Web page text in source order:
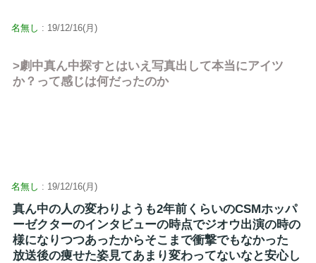
名無し : 19/12/16(月)
>劇中真ん中探すとはいえ写真出して本当にアイツ
か？って感じは何だったのか
名無し : 19/12/16(月)
真ん中の人の変わりようも2年前くらいのCSMホッパ
ーゼクターのインタビューの時点でジオウ出演の時の
様になりつつあったからそこまで衝撃でもなかった
放送後の痩せた姿見てあまり変わってないなと安心し